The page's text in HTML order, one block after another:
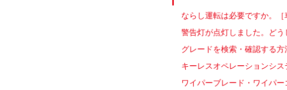
ならし運転は必要ですか。［
警告灯が点灯しました。どう
グレードを検索・確認する
キーレスオペレーションシ
ワイパーブレード・ワイパ